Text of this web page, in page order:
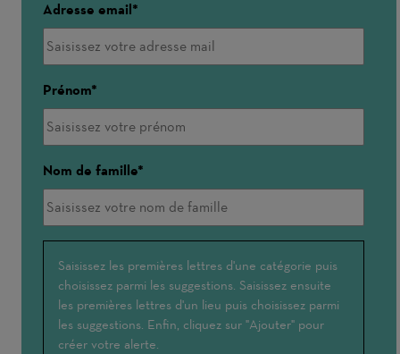
Adresse email
Prénom
Nom de famille
Interessé(e)
par
Saisissez les premières lettres d'une catégorie puis
choisissez parmi les suggestions. Saisissez ensuite
les premières lettres d'un lieu puis choisissez parmi
les suggestions. Enfin, cliquez sur "Ajouter" pour
créer votre alerte.